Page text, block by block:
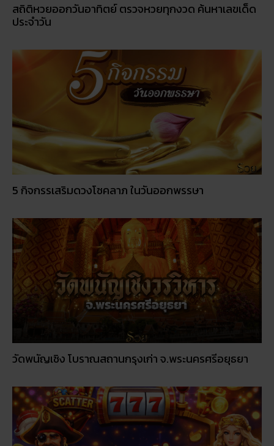
สถิติหวยออกวันอาทิตย์ ตรวจหวยทุกงวด ค้นหาเลขเด็ด
ประจำวัน
5 กิจกรรเสริมดวงโชคลาภ ในวันออกพรรษา
วัดพนัญเชิง โบราณสถานกรุงเก่า จ.พระนครศรีอยุธยา